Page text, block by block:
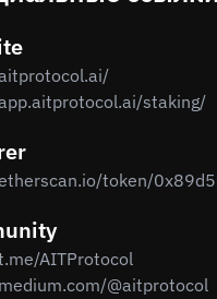
staking/
AITProtocol
@aitprotocol